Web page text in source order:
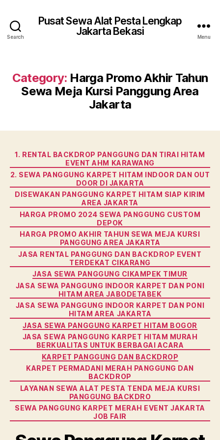
Search
Pusat Sewa Alat Pesta Lengkap
Jakarta Bekasi
Menu
Category: Harga Promo Akhir Tahun
Sewa Meja Kursi Panggung Area
Jakarta
Categories
1. RENTAL BACKDROP PANGGUNG DAN TIRAI HITAM
EVENT AHM KARAWANG
2. SEWA PANGGUNG KARPET HITAM INDOOR DAN OUT
DOOR DI JAKARTA
DISEWAKAN PANGGUNG KARPET HITAM SIAP KIRIM
AREA JAKARTA
HARGA PROMO 2024 SEWA PANGGUNG CUSTOM
DEPOK
HARGA PROMO AKHIR TAHUN SEWA MEJA KURSI
PANGGUNG AREA JAKARTA
JASA RENTAL PANGGUNG DAN BACKDROP EVENT
TERDEKAT CIKARANG
JASA SEWA PANGGUNG CIKAMPEK TIMUR
JASA SEWA PANGGUNG INDOOR KARPET DAN PONI
HITAM AREA JABODETABEK
JASA SEWA PANGGUNG INDOOR KARPET DAN PONI
HITAM AREA JAKARTA
JASA SEWA PANGGUNG KARPET HITAM BOGOR
JASA SEWA PANGGUNG KARPET HITAM MURAH
BERKUALITAS UNTUK BERBAGAI ACARA
KARPET PANGGUNG DAN BACKDROP
KARPET PERMADANI MERAH PANGGUNG DAN
BACKDROP
LAYANAN SEWA ALAT PESTA TENDA MEJA KURSI
PANGGUNG BACKDRO
SEWA PANGGUNG KARPET MERAH EVENT JAKARTA
JOB FAIR